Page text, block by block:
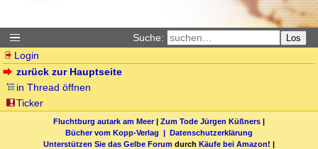
Suche: Los
Login
zurück zur Hauptseite
in Thread öffnen
Ticker
Fluchtburg autark am Meer| Zum Tode Jürgen Küßners |
Bücher vom Kopp-Verlag | Datenschutzerklärung
Unterstützen Sie das Gelbe Forum durch Käufe bei Amazon! |